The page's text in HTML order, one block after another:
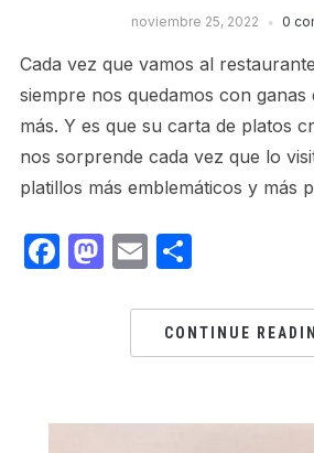
noviembre 25, 2022 0
Cada vez que vamos al
siempre nos quedamos con
más. Y es que su carta de platos
nos sorprende cada vez que lo
platillos más emblemáticos y más
Facebook
Mastodon
EmailShare
CONTINUE